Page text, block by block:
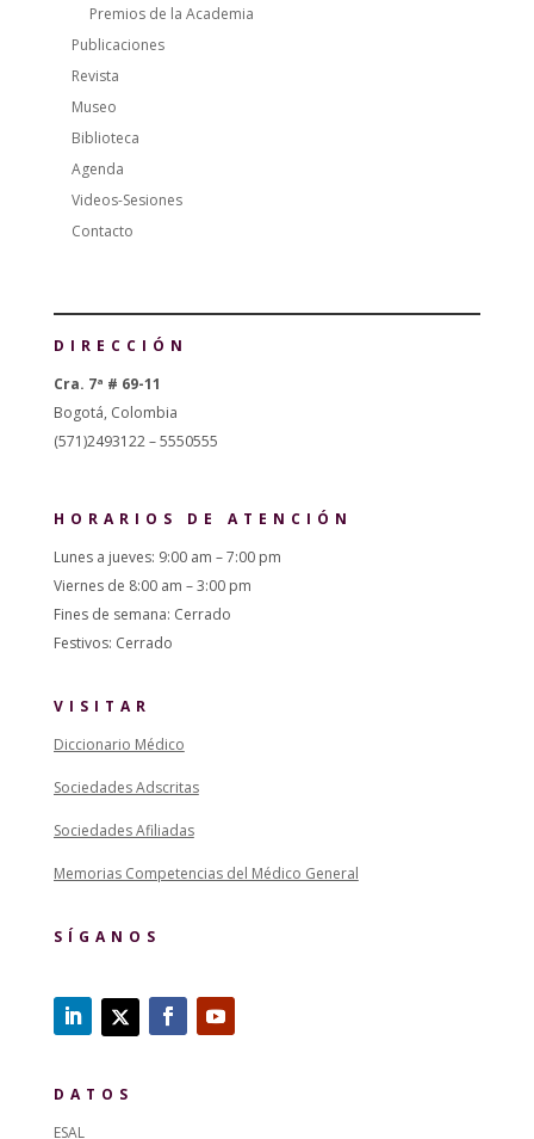
Premios de la Academia
Publicaciones
Revista
Museo
Biblioteca
Agenda
Videos-Sesiones
Contacto
DIRECCIÓN
Cra. 7ª # 69-11
Bogotá, Colombia
(571)2493122 – 5550555
HORARIOS DE ATENCIÓN
Lunes a jueves: 9:00 am – 7:00 pm
Viernes de 8:00 am – 3:00 pm
Fines de semana: Cerrado
Festivos: Cerrado
VISITAR
Diccionario Médico
Sociedades Adscritas
Sociedades Afiliadas
Memorias Competencias del Médico General
SÍGANOS
DATOS
ESAL